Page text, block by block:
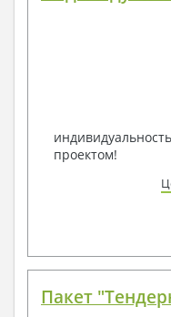
Получить
наших
проектом!
Пакет